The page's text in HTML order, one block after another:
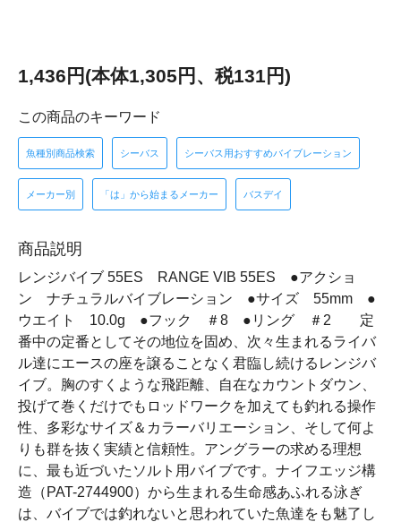
1,436円(本体1,305円、税131円)
この商品のキーワード
魚種別商品検索 シーバス シーバス用おすすめバイブレーション
メーカー別 「は」から始まるメーカー バスデイ
商品説明
レンジバイブ 55ES RANGE VIB 55ES ●アクショ
ン ナチュラルバイブレーション ●サイズ 55mm ●
ウエイト 10.0g ●フック ＃8 ●リング ＃2 定
番中の定番としてその地位を固め、次々生まれるライバ
ル達にエースの座を譲ることなく君臨し続けるレンジバ
イブ。胸のすくような飛距離、自在なカウントダウン、
投げて巻くだけでもロッドワークを加えても釣れる操作
性、多彩なサイズ＆カラーバリエーション、そして何よ
りも群を抜く実績と信頼性。アングラーの求める理想
に、最も近づいたソルト用バイブです。ナイフエッジ構
造（PAT-2744900）から生まれる生命感あふれる泳ぎ
は、バイブでは釣れないと思われていた魚達をも魅了し